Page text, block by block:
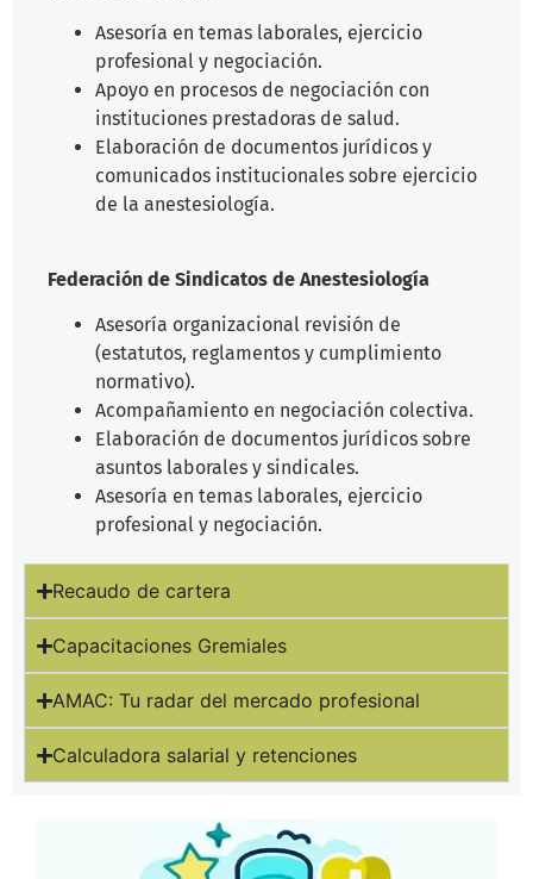
Asesoría en temas laborales, ejercicio
profesional y negociación.
Apoyo en procesos de negociación con
instituciones prestadoras de salud.
Elaboración de documentos jurídicos y
comunicados institucionales sobre ejercicio
de la anestesiología.
Federación de Sindicatos de Anestesiología
Asesoría organizacional revisión de
(estatutos, reglamentos y cumplimiento
normativo).
Acompañamiento en negociación colectiva.
Elaboración de documentos jurídicos sobre
asuntos laborales y sindicales.
Asesoría en temas laborales, ejercicio
profesional y negociación.
Recaudo de cartera
Capacitaciones Gremiales
AMAC: Tu radar del mercado profesional
Calculadora salarial y retenciones